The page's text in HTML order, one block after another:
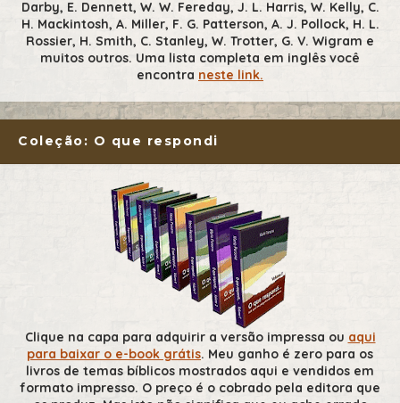
Darby, E. Dennett, W. W. Fereday, J. L. Harris, W. Kelly, C.
H. Mackintosh, A. Miller, F. G. Patterson, A. J. Pollock, H. L.
Rossier, H. Smith, C. Stanley, W. Trotter, G. V. Wigram e
muitos outros. Uma lista completa em inglês você
encontra neste link.
Coleção: O que respondi
Clique na capa para adquirir a versão impressa ou aqui
para baixar o e-book grátis. Meu ganho é zero para os
livros de temas bíblicos mostrados aqui e vendidos em
formato impresso. O preço é o cobrado pela editora que